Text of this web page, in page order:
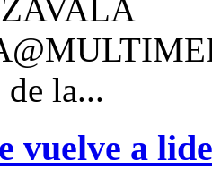
la...
vuelve a